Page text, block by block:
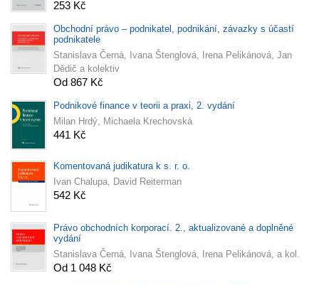
253 Kč
Obchodní právo – podnikatel, podnikání, závazky s účastí
podnikatele
Stanislava Černá, Ivana Štenglová, Irena Pelikánová, Jan
Dědič a kolektiv
Od 867 Kč
Podnikové finance v teorii a praxi, 2. vydání
Milan Hrdý, Michaela Krechovská
441 Kč
Komentovaná judikatura k s. r. o.
Ivan Chalupa, David Reiterman
542 Kč
Právo obchodních korporací. 2., aktualizované a doplněné
vydání
Stanislava Černá, Ivana Štenglová, Irena Pelikánová, a kol.
Od 1 048 Kč